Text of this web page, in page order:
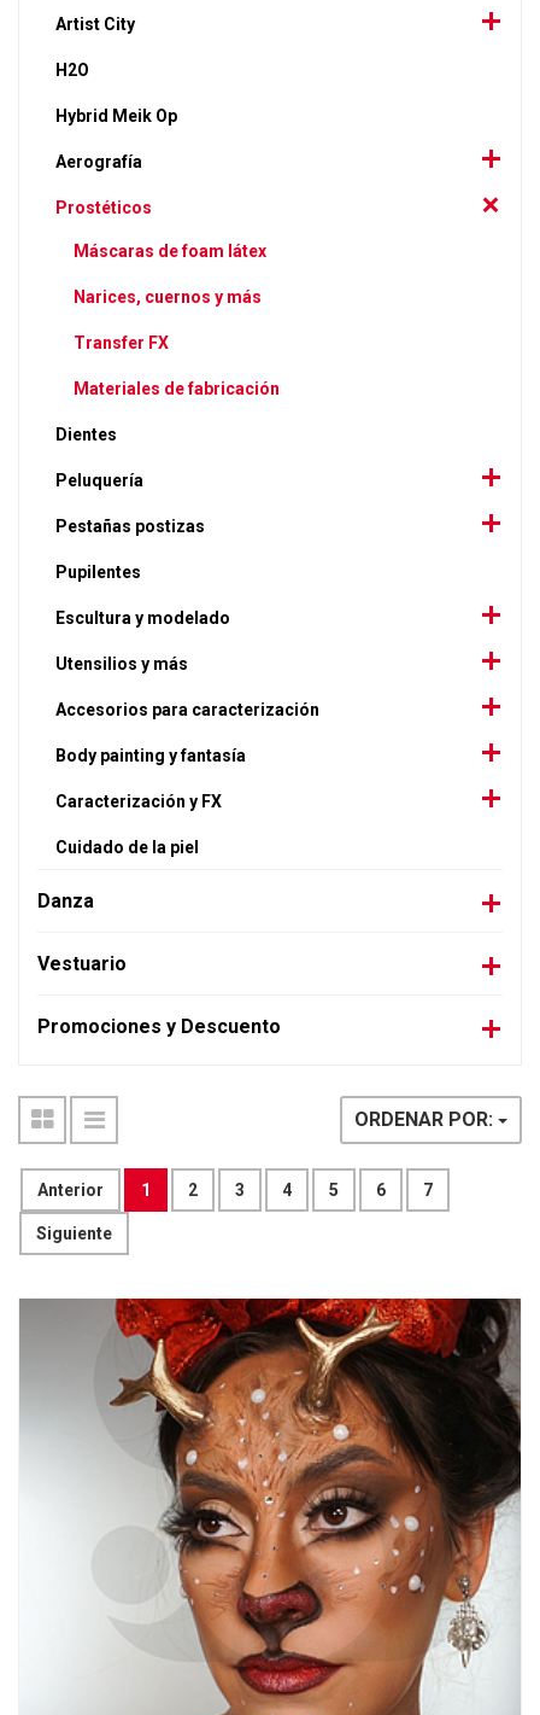
Artist City
H2O
Hybrid Meik Op
Aerografía
Prostéticos
Máscaras de foam látex
Narices, cuernos y más
Transfer FX
Materiales de fabricación
Dientes
Peluquería
Pestañas postizas
Pupilentes
Escultura y modelado
Utensilios y más
Accesorios para caracterización
Body painting y fantasía
Caracterización y FX
Cuidado de la piel
Danza
Vestuario
Promociones y Descuento
Anterior 1 2 3 4 5 6 7
Siguiente
ORDENAR POR: